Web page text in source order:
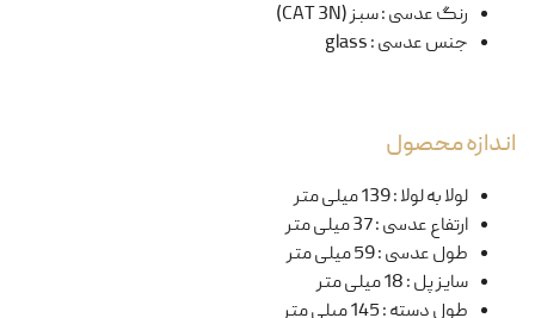
رنگ عدسی:سبز (CAT 3N)
جنس عدسی:
glass
اندازه محصول
لولا به لولا:139 میلی متر
ارتفاع عدسی:37 میلی متر
طول عدسی:59 میلی متر
سایز پل:18 میلی متر
طول دسته:145 میلی متر